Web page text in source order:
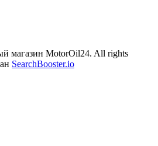
магазин MotorOil24. All rights
SearchBooster.io